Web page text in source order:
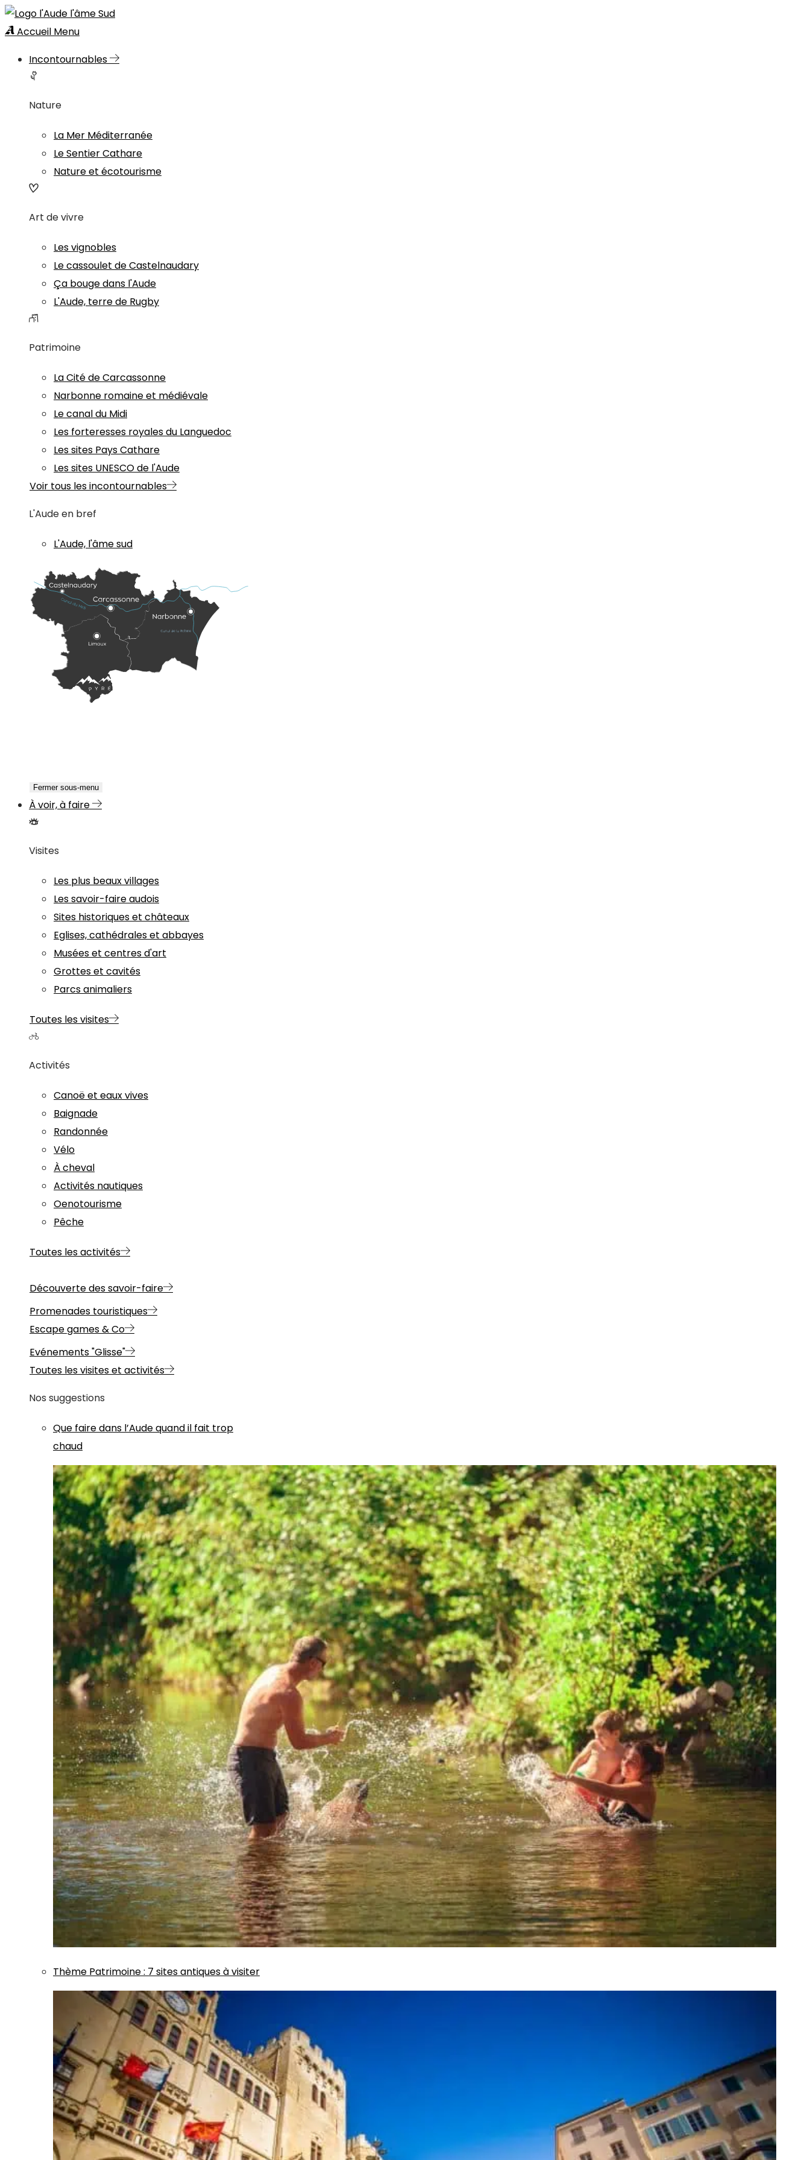
Accueil Menu
Incontournables
Nature
La Mer Méditerranée
Le Sentier Cathare
Nature et écotourisme
Art de vivre
Les vignobles
Le cassoulet de Castelnaudary
Ça bouge dans l'Aude
L'Aude, terre de Rugby
Patrimoine
La Cité de Carcassonne
Narbonne romaine et médiévale
Le canal du Midi
Les forteresses royales du Languedoc
Les sites Pays Cathare
Les sites UNESCO de l'Aude
Voir tous les incontournables
L'Aude en bref
L'Aude, l'âme sud
Fermer sous-menu
À voir, à faire
Visites
Les plus beaux villages
Les savoir-faire audois
Sites historiques et châteaux
Eglises, cathédrales et abbayes
Musées et centres d'art
Grottes et cavités
Parcs animaliers
Toutes les visites
Activités
Canoë et eaux vives
Baignade
Randonnée
Vélo
À cheval
Activités nautiques
Oenotourisme
Pêche
Toutes les activités
Découverte des savoir-faire
Promenades touristiques
Escape games & Co
Evénements "Glisse"
Toutes les visites et activités
Nos suggestions
Que faire dans l’Aude quand il fait trop
chaud
Thème Patrimoine: 7 sites antiques à visiter